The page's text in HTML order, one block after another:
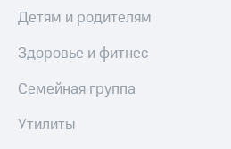
Детям и родителям
Здоровье и фитнес
Семейная группа
Утилиты